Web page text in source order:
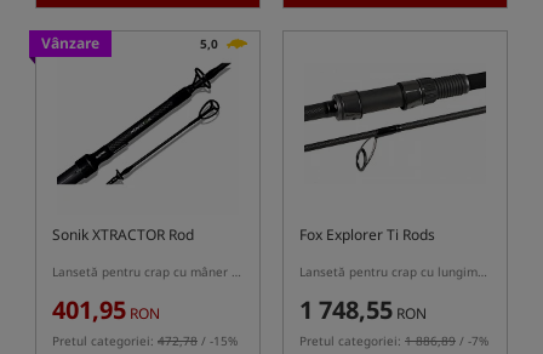
Vânzare 5,0
Sonik XTRACTOR Rod
Lansetă pentru crap cu mâner semi-telescopic
401,95 RON
Pretul categoriei: 472,78 / -15%
Fox Explorer Ti Rods
Lansetă pentru crap cu lungime reglabilă
1 748,55 RON
Pretul categoriei: 1 886,89 / -7%